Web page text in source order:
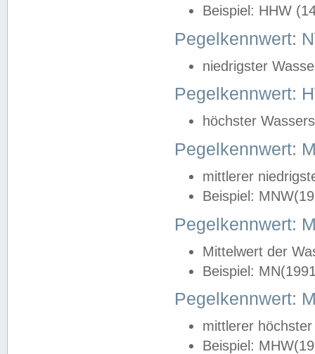
Beispiel: HHW
Pegelkennwert:
niedrigster
Pegelkennwert:
höchster
Pegelkennwert:
mittlerer
Beispiel:
Pegelkennwert:
Mittelwert der
Beispiel:
Pegelkennwert:
mittlerer
Beispiel: